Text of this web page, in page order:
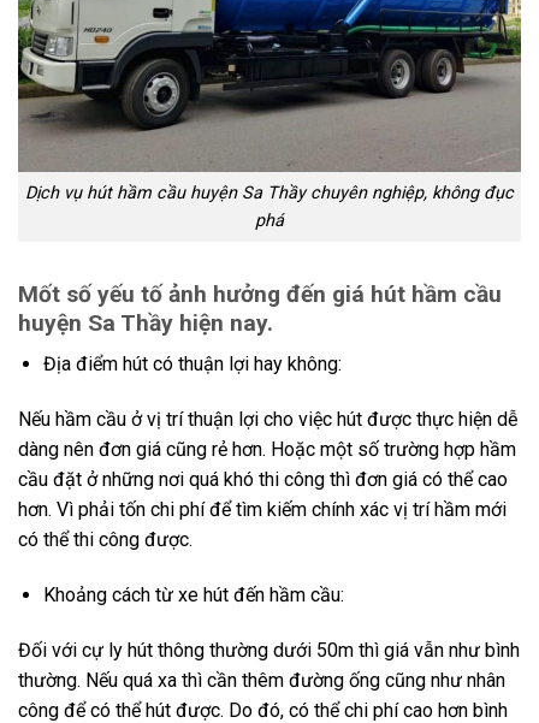
Dịch vụ hút hầm cầu huyện Sa Thầy chuyên nghiệp, không đục
phá
Mốt số yếu tố ảnh hưởng đến giá hút hầm cầu
huyện Sa Thầy hiện nay.
Địa điểm hút có thuận lợi hay không:
Nếu hầm cầu ở vị trí thuận lợi cho việc hút được thực hiện dễ
dàng nên đơn giá cũng rẻ hơn. Hoặc một số trường hợp hầm
cầu đặt ở những nơi quá khó thi công thì đơn giá có thể cao
hơn. Vì phải tốn chi phí để tìm kiếm chính xác vị trí hầm mới
có thể thi công được.
Khoảng cách từ xe hút đến hầm cầu:
Đối với cự ly hút thông thường dưới 50m thì giá vẫn như bình
thường. Nếu quá xa thì cần thêm đường ống cũng như nhân
công để có thể hút được. Do đó, có thể chi phí cao hơn bình